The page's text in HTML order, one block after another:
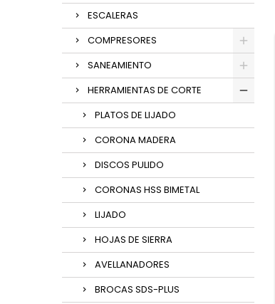
ESCALERAS
COMPRESORES
SANEAMIENTO
HERRAMIENTAS DE CORTE
PLATOS DE LIJADO
CORONA MADERA
DISCOS PULIDO
CORONAS HSS BIMETAL
LIJADO
HOJAS DE SIERRA
AVELLANADORES
BROCAS SDS-PLUS